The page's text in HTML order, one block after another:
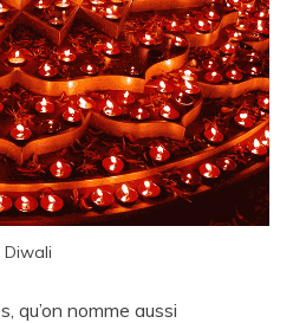
Diwali
qu’on nomme aussi